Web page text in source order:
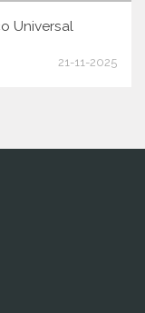
Universal
21-11-2025